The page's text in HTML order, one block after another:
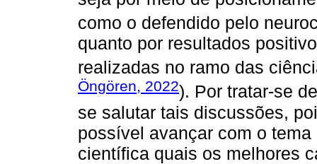
como o defendido pelo
quanto por resultados
realizadas no ramo das
Öngören, 2022). Por tratar-se
se salutar tais discussões,
possível avançar com o
científica quais os melhores